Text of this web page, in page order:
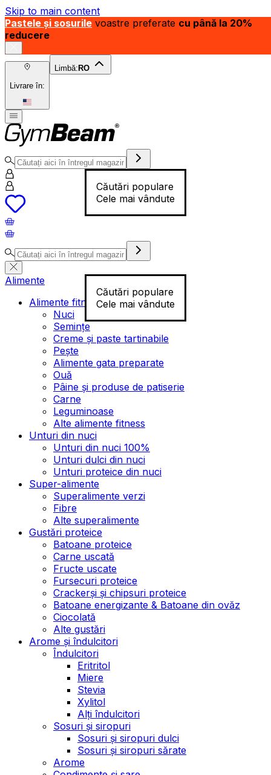
Skip to main content
Pastele și sosurile voastre preferate cu până la 20%
reducere
Livrare în:
Limbă: RO
Căutări populare
Cele mai vândute
Căutări populare
Cele mai vândute
Alimente
Alimente fitness
Nuci
Semințe
Creme și paste tartinabile
Pește
Alimente gata preparate
Ouă
Pâine și produse de patiserie
Carne
Leguminoase
Alte alimente fitness
Unturi din nuci
Unturi din nuci 100%
Unturi dulci din nuci
Unturi proteice din nuci
Super-alimente
Superalimente verzi
Fibre
Alte superalimente
Gustări proteice
Batoane proteice
Carne uscată
Fructe uscate
Fursecuri proteice
Crackerși și chipsuri proteice
Batoane energizante & Batoane din ovăz
Ciocolată
Alte gustări
Arome și îndulcitori
Îndulcitori
Eritritol
Miere
Stevia
Xylitol
Alți îndulcitori
Sosuri și siropuri
Sosuri și siropuri dulci
Sosuri și siropuri sărate
Arome